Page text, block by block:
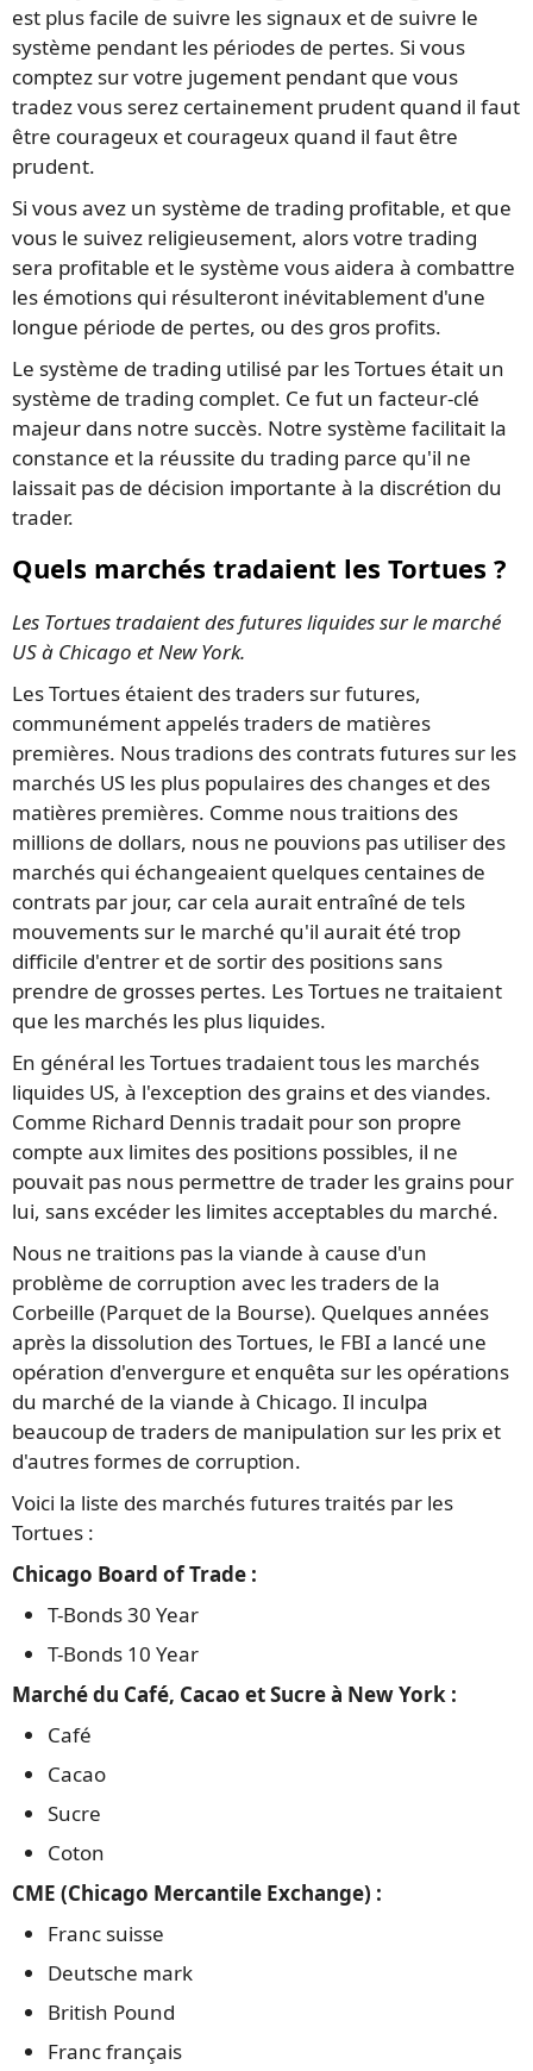
est plus facile de suivre les signaux et de suivre le
système pendant les périodes de pertes. Si vous
comptez sur votre jugement pendant que vous
tradez vous serez certainement prudent quand il faut
être courageux et courageux quand il faut être
prudent.
Si vous avez un système de trading profitable, et que
vous le suivez religieusement, alors votre trading
sera profitable et le système vous aidera à combattre
les émotions qui résulteront inévitablement d'une
longue période de pertes, ou des gros profits.
Le système de trading utilisé par les Tortues était un
système de trading complet. Ce fut un facteur-clé
majeur dans notre succès. Notre système facilitait la
constance et la réussite du trading parce qu'il ne
laissait pas de décision importante à la discrétion du
trader.
Quels marchés tradaient les Tortues ?
Les Tortues tradaient des futures liquides sur le marché
US à Chicago et New York.
Les Tortues étaient des traders sur futures,
communément appelés traders de matières
premières. Nous tradions des contrats futures sur les
marchés US les plus populaires des changes et des
matières premières. Comme nous traitions des
millions de dollars, nous ne pouvions pas utiliser des
marchés qui échangeaient quelques centaines de
contrats par jour, car cela aurait entraîné de tels
mouvements sur le marché qu'il aurait été trop
difficile d'entrer et de sortir des positions sans
prendre de grosses pertes. Les Tortues ne traitaient
que les marchés les plus liquides.
En général les Tortues tradaient tous les marchés
liquides US, à l'exception des grains et des viandes.
Comme Richard Dennis tradait pour son propre
compte aux limites des positions possibles, il ne
pouvait pas nous permettre de trader les grains pour
lui, sans excéder les limites acceptables du marché.
Nous ne traitions pas la viande à cause d'un
problème de corruption avec les traders de la
Corbeille (Parquet de la Bourse). Quelques années
après la dissolution des Tortues, le FBI a lancé une
opération d'envergure et enquêta sur les opérations
du marché de la viande à Chicago. Il inculpa
beaucoup de traders de manipulation sur les prix et
d'autres formes de corruption.
Voici la liste des marchés futures traités par les
Tortues :
Chicago Board of Trade :
T-Bonds 30 Year
T-Bonds 10 Year
Marché du Café, Cacao et Sucre à New York :
Café
Cacao
Sucre
Coton
CME (Chicago Mercantile Exchange) :
Franc suisse
Deutsche mark
British Pound
Franc français